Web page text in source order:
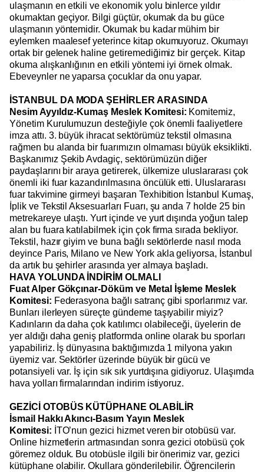
ulaşmanın en etkili ve ekonomik yolu binlerce yıldır
okumaktan geçiyor. Bilgi güçtür, okumak da bu güce
ulaşmanın yöntemidir. Okumak bu kadar mühim bir
eylemken maalesef yeterince kitap okumuyoruz. Okumayı
ortak bir gelenek haline getiremediğimiz bir gerçek. Kitap
okuma alışkanlığının en etkili yöntemi iyi örnek olmak.
Ebeveynler ne yaparsa çocuklar da onu yapar.
İSTANBUL DA MODA ŞEHİRLER ARASINDA
Nesim Ayyıldız-Kumaş Meslek Komitesi: Komitemiz,
Yönetim Kurulumuzun desteğiyle çok önemli faaliyetlere
imza attı. 3. büyük ihracat sektörümüz tekstil olmasına
rağmen bu alanda bir fuarımızın olmaması büyük eksiklikti.
Başkanımız Şekib Avdagiç, sektörümüzün diğer
paydaşlarını bir araya getirerek, ülkemize uluslararası çok
önemli iki fuar kazandırılmasına öncülük etti. Uluslararası
fuar takvimine girmeyi başaran Texhibition İstanbul Kumaş,
İplik ve Tekstil Aksesuarları Fuarı, şu anda 7 holde 25 bin
metrekareye ulaştı. Yurt içinde ve yurt dışında yoğun talep
alan bu fuara katılabilmek için çok firma sırada bekliyor.
Tekstil, hazır giyim ve buna bağlı sektörlerde nasıl moda
deyince Paris, Milano ve New York akla geliyorsa, İstanbul
da artık bu şehirler arasında yer almaya başladı.
HAVA YOLUNDA İNDİRİM OLMALI
Fuat Alper Gökçınar-Döküm ve Metal İşleme Meslek
Komitesi: Federasyona bağlı satranç gibi sporlarımız var.
Bunları ilerleyen süreçte gündeme taşıyabilir miyiz?
Kadınların da daha çok katılımcı olabileceği, üyelerin de
yer aldığı daha geniş platformda online olarak bu sporları
yapabiliriz. İş dünyasına baktığımızda 1 milyona yakın
üyemiz var. Sektörler üzerinde büyük bir gücü ve
potansiyeli var. İş için sık sık yurtdışına gidiyoruz. Ulaşımda
hava yolları firmalarından indirim istiyoruz.
GEZİCİ OTOBÜS KÜTÜPHANE OLABİLİR
İsmail Hakkı Akıncı-Basım Yayın Meslek
Komitesi: İTO’nun gezici hizmet veren bir otobüsü var.
Online hizmetlerin artmasından sonra gezici otobüsü çok
göremez olduk. Bu otobüsle ilgili bir önerimiz var, gezici
kütüphane olabilir. Okullara gönderilebilir. Öğrencilerin